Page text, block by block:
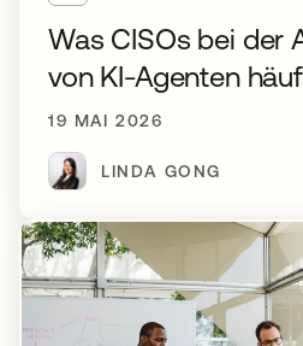
Was CISOs bei der
von KI-Agenten
19 MAI 2026
LINDA GONG